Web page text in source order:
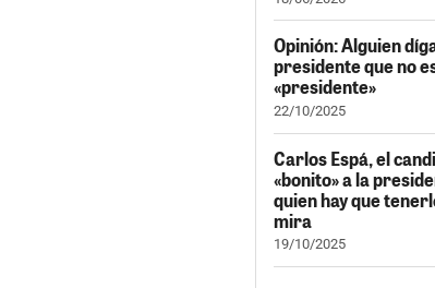
Opinión: Alguien
presidente que no
«presidente»
22/10/2025
Carlos Espá, el
«bonito» a la
quien hay que
mira
19/10/2025